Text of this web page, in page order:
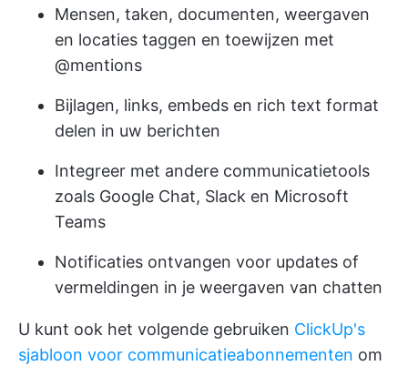
Mensen, taken, documenten, weergaven
en locaties taggen en toewijzen met
@mentions
Bijlagen, links, embeds en rich text format
delen in uw berichten
Integreer met andere communicatietools
zoals Google Chat, Slack en Microsoft
Teams
Notificaties ontvangen voor updates of
vermeldingen in je weergaven van chatten
U kunt ook het volgende gebruiken ClickUp's
sjabloon voor communicatieabonnementen om